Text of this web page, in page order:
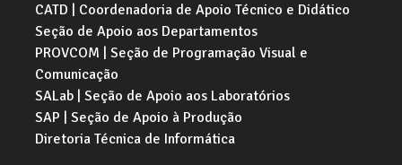
CATD | Coordenadoria de Apoio Técnico e Didático
Seção de Apoio aos Departamentos
PROVCOM | Seção de Programação Visual e
Comunicação
SALab | Seção de Apoio aos Laboratórios
SAP | Seção de Apoio à Produção
Diretoria Técnica de Informática